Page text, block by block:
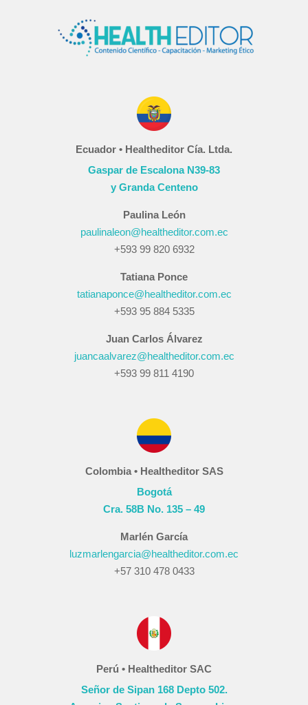
Ecuador • Healtheditor Cía. Ltda.
Gaspar de Escalona N39-83
y Granda Centeno
Paulina León
paulinaleon@healtheditor.com.ec
+593 99 820 6932
Tatiana Ponce
tatianaponce@healtheditor.com.ec
+593 95 884 5335
Juan Carlos Álvarez
juancaalvarez@healtheditor.com.ec
+593 99 811 4190
Colombia • Healtheditor SAS
Bogotá
Cra. 58B No. 135 – 49
Marlén García
luzmarlengarcia@healtheditor.com.ec
+57 310 478 0433
Perú • Healtheditor SAC
Señor de Sipan 168 Depto 502.